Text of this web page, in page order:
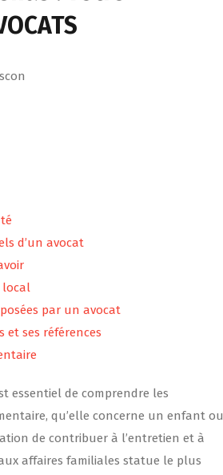
d’un avocat
local
par un avocat
et ses références
essentiel de comprendre les
qu’elle concerne un enfant ou
de contribuer à l’entretien et à
affaires familiales statue le plus